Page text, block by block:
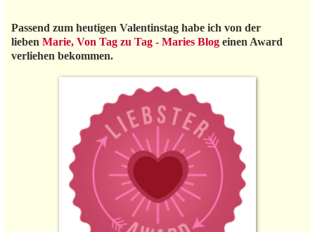
Passend zum heutigen Valentinstag habe ich von der
lieben Marie, Von Tag zu Tag - Maries Blog einen Award
verliehen bekommen.